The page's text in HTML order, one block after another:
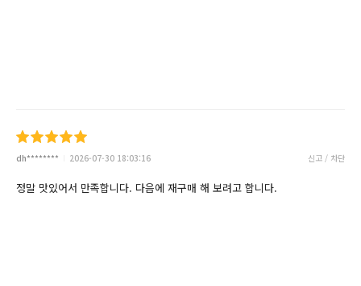
dh******** 2026-07-30 18:03:16 신고 / 차단
정말 맛있어서 만족합니다. 다음에 재구매 해 보려고 합니다.